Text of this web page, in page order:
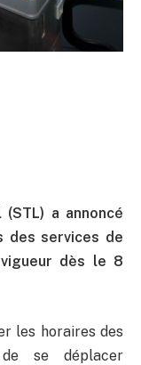
a annoncé
des services de
dès le 8
les horaires des
se déplacer